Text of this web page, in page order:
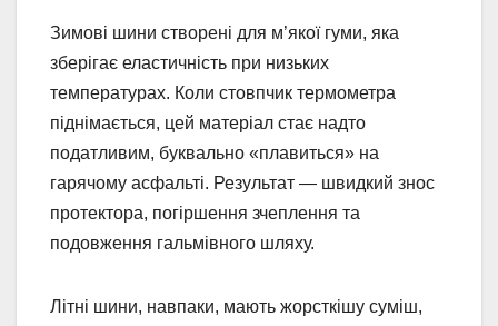
Зимові шини створені для м’якої гуми, яка
зберігає еластичність при низьких
температурах. Коли стовпчик термометра
піднімається, цей матеріал стає надто
податливим, буквально «плавиться» на
гарячому асфальті. Результат — швидкий знос
протектора, погіршення зчеплення та
подовження гальмівного шляху.
Літні шини, навпаки, мають жорсткішу суміш,